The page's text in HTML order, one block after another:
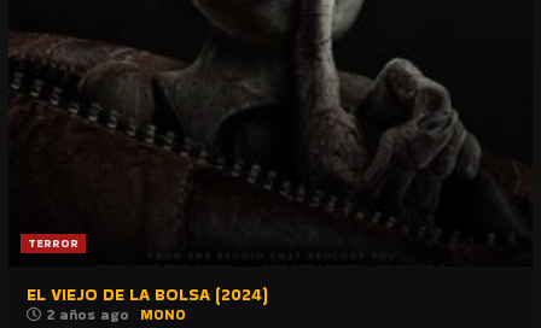
TERROR
EL VIEJO DE LA BOLSA (2024)
2 años ago MONO